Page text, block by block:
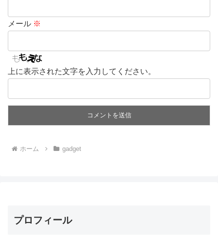
メール ※
上に表示された文字を入力してください。
ホーム gadget
プロフィール